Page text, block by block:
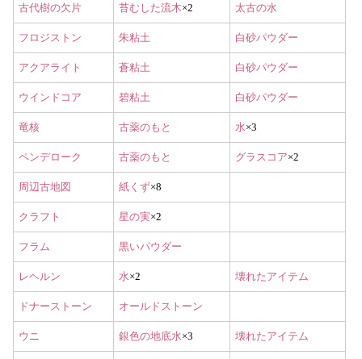
古代樹の欠片 苔むした流木×2 太古の水
フロジストン 朱粘土 白砂パウダー
アクアライト 蒼粘土 白砂パウダー
ウインドコア 碧粘土 白砂パウダー
竜核 古薬のもと 水×3
ペンデローク 古薬のもと グラスコア×2
周辺古地図 紙くず×8
クラフト 星の実×2
フラム 黒いパウダー
レヘルン 水×2 壊れたアイテム
ドナーストーン オールドストーン
ウニ 銀色の地底水×3 壊れたアイテム